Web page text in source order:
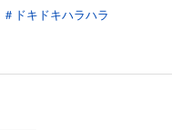
＃ドキドキハラハラ